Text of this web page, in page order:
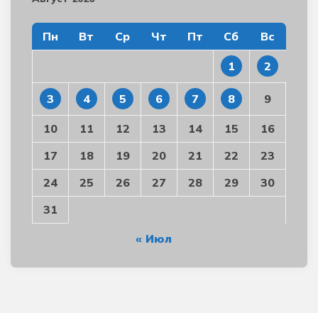
Пн Вт Ср Чт Пт Сб Вс
1 2
3 4 5 6 7 8 9
10 11 12 13 14 15
16
17
18 19 20 21 22
23
24
25 26 27 28 29
30
31
« Июл